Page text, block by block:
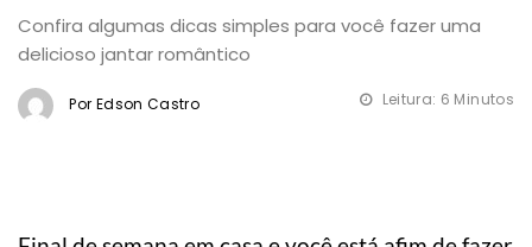
Confira algumas dicas simples para você fazer uma
delicioso jantar romântico
Por Edson Castro Leitura: 6 Minutos